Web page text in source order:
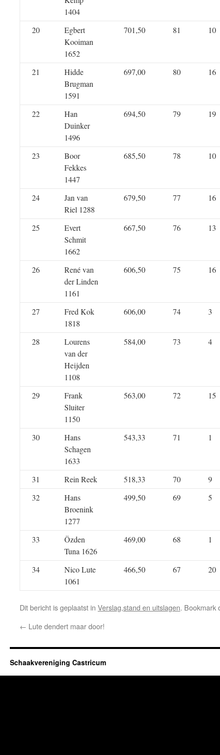
1404
20
Egbert
Kooiman
1652
701,50 81 10
21
Hidde
Brugman
1591
697,00 80 16
22
Han
Duinker
1496
694,50 79 19
23
Boor
Fekkes
1447
685,50 78 10
24
Jan van
Riel 1288
679,50 77 16
25
Evert
Schmit
1662
667,50 76 13
26
René van
der Linden
1161
606,50 75 16
27
Fred Kok
1818
606,00 74 3
28
Lourens
van der
Heijden
1108
584,00 73 4
29
Frank
Sluiter
1150
563,00 72 15
30
Hans
Schagen
1633
543,33 71 1
31 Rein Reek 518,33 70
9
32
Hans
Broenink
1277
499,50 69 5
33
Özden
Tuna 1626
469,00 68 1
34
Nico Lute
1061
466,50 67 20
Dit bericht is geplaatst in Verslag,stand en uitslagen. Bookmark
← Lute dendert maar door!
Schaakvereniging Castricum